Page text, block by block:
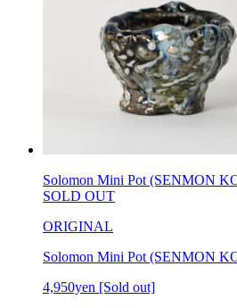
Solomon Mini Pot (SENMON
SOLD OUT
ORIGINAL
Solomon Mini Pot (SENMON
4,950yen [Sold out]